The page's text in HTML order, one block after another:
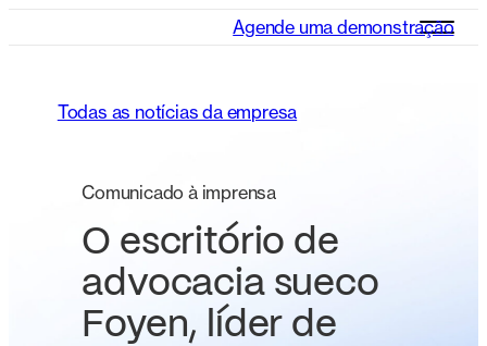
Agende uma demonstração
Todas as notícias da empresa
Comunicado à imprensa
O escritório de
advocacia sueco
Foyen, líder de